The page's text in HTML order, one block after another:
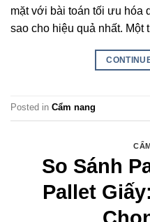
mặt với bài toán tối ưu hóa
sao cho hiệu quả nhất.
Posted in Cẩm nang
So Sánh
Pallet